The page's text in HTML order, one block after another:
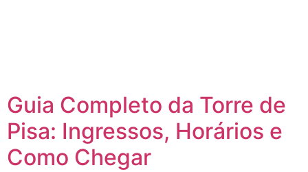
Guia Completo da Torre de
Pisa: Ingressos, Horários e
Como Chegar